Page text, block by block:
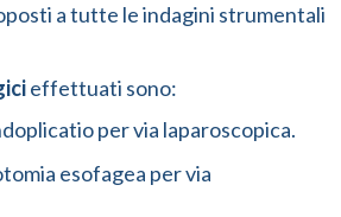
a tutte le indagini strumentali
effettuati sono:
per via laparoscopica.
esofagea per via